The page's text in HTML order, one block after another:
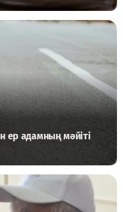
ер адамның мәйіті